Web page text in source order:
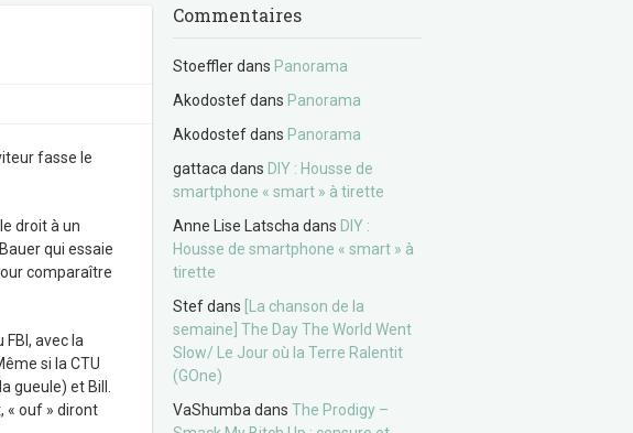
fasse le
droit à un
qui essaie
comparaître
avec la
si la CTU
gueule) et Bill.
« ouf » diront
Commentaires
Stoefflerdans Panorama
Akodostefdans Panorama
Akodostefdans Panorama
gattaca dans DIY : Housse de
smartphone « smart » à tirette
Anne Lise Latscha dans DIY :
Housse de smartphone « smart » à
tirette
Stefdans
[La chanson de la
semaine] The Day The World Went
Slow/ Le Jour où la Terre Ralentit
(GOne)
VaShumba dansThe Prodigy –